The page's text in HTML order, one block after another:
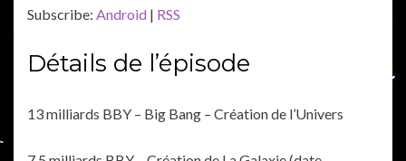
Subscribe: Android | RSS
Détails de l’épisode
13 milliards BBY – Big Bang – Création de l’Univers